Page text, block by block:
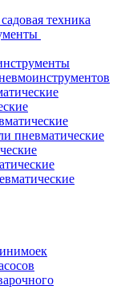
техника
пневматические